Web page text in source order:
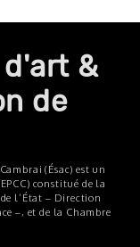
&
de
(Ésac) est un
constitué de la
l’État – Direction
–, et de la Chambre